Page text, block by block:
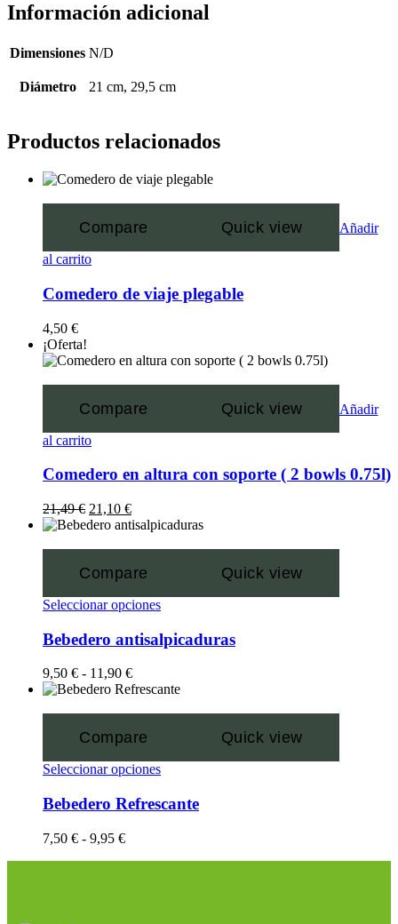
Información adicional
Dimensiones N/D
Diámetro 21 cm, 29,5 cm
Productos relacionados
Compare Quick view Añadir
al carrito
Comedero de viaje plegable
4,50 €
¡Oferta!
Compare Quick view Añadir
al carrito
Comedero en altura con soporte ( 2 bowls 0.75l)
21,49€ 21,10 €
Compare Quick view
Seleccionar opciones
Bebedero antisalpicaduras
9,50 € - 11,90 €
Compare Quick view
Seleccionar opciones
Bebedero Refrescante
7,50 € - 9,95 €